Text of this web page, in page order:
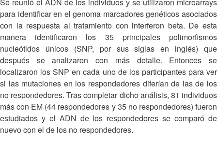
para identificar en el genoma marcadores genéticos asociados
con la respuesta al tratamiento con interferon beta. De esta
manera identificaron los 35 principales polimorfismos
nucleótidos únicos (SNP, por sus siglas en inglés) que
después se analizaron con más detalle. Entonces se
localizaron los SNP en cada uno de los participantes para ver
si las mutaciones en los respondedores diferían de las de los
no respondedores. Tras completar dicho análisis, 81 individuos
más con EM (44 respondedores y 35 no respondedores) fueron
estudiados y el ADN de los respondedores se comparó de
nuevo con el de los no respondedores.